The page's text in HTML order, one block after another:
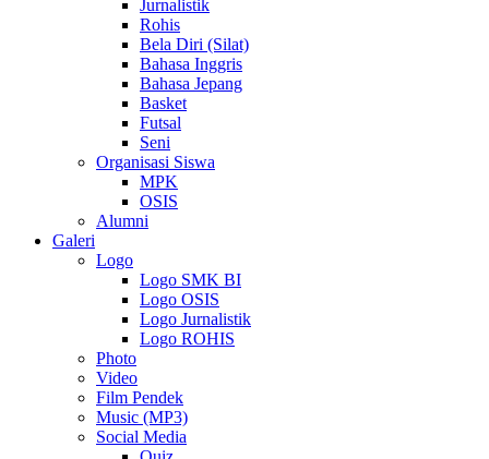
Jurnalistik
Rohis
Bela Diri (Silat)
Bahasa Inggris
Bahasa Jepang
Basket
Futsal
Seni
Organisasi Siswa
MPK
OSIS
Alumni
Galeri
Logo
Logo SMK BI
Logo OSIS
Logo Jurnalistik
Logo ROHIS
Photo
Video
Film Pendek
Music (MP3)
Social Media